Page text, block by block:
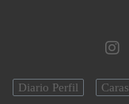
Diario Perfil Caras